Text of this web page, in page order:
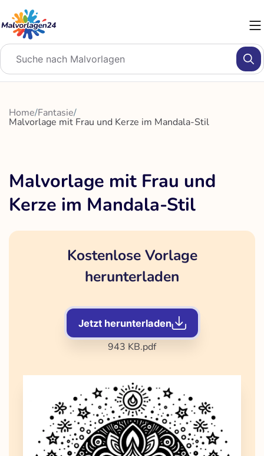
Inhalt
springen
Home/Fantasie/
Malvorlage mit Frau und Kerze im Mandala-Stil
Malvorlage mit Frau und
Kerze im Mandala-Stil
Kostenlose Vorlage
herunterladen
Jetzt herunterladen
943 KB.pdf